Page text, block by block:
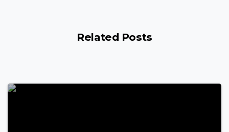
Related Posts